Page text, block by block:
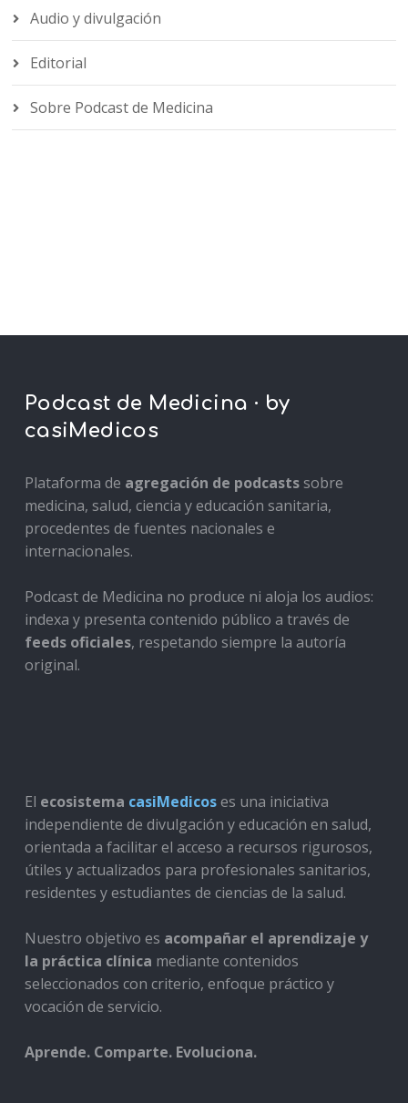
Audio y divulgación
Editorial
Sobre Podcast de Medicina
Podcast de Medicina · by
casiMedicos
Plataforma de agregación de podcastssobre
medicina, salud, ciencia y educación sanitaria,
procedentes de fuentes nacionales e
internacionales.
Podcast de Medicina no produce ni aloja los audios:
indexa y presenta contenido público a través de
feeds oficiales, respetando siempre la autoría
original.
El ecosistema casiMedicoses una iniciativa
independiente de divulgación y educación en salud,
orientada a facilitar el acceso a recursos rigurosos,
útiles y actualizados para profesionales sanitarios,
residentes y estudiantes de ciencias de la salud.
Nuestro objetivo es acompañar el aprendizaje y
la práctica clínica mediante contenidos
seleccionados con criterio, enfoque práctico y
vocación de servicio.
Aprende. Comparte. Evoluciona.